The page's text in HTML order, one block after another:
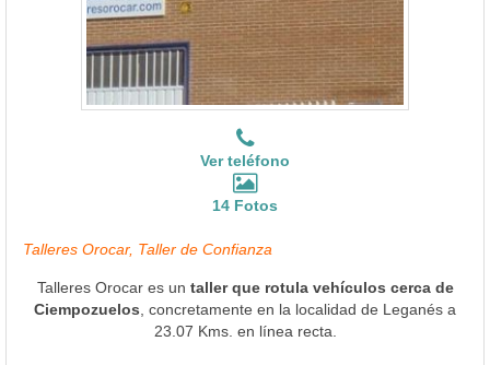
Ver teléfono
14 Fotos
Talleres Orocar, Taller de Confianza
Talleres Orocar es un taller que rotula vehículos cerca de
Ciempozuelos , concretamente en la localidad de Leganés a
23.07 Kms. en línea recta.